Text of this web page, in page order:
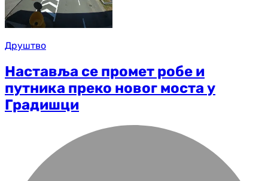
Друштво
Наставља се промет робе и
путника преко новог моста у
Градишци